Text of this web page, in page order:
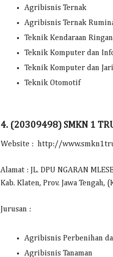
Agribisnis Ternak
Agribisnis Ternak
Teknik Kendaraan Ringan
Teknik Komputer dan
Teknik Komputer dan
Teknik Otomotif
4. (20309498) SMKN 1
Website : http://
Alamat : JL. DPU NGARAN
Kab. Klaten, Prov. Jawa Tengah,
Jurusan :
Agribisnis Perbenihan
Agribisnis Tanaman